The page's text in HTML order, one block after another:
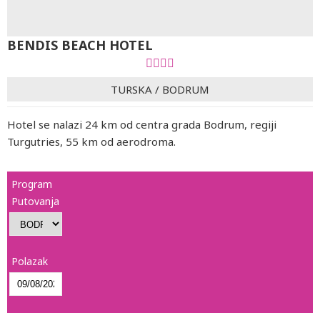
BENDIS BEACH HOTEL
TURSKA / BODRUM
Hotel se nalazi 24 km od centra grada Bodrum, regiji
Turgutries, 55 km od aerodroma.
Program
Putovanja
Polazak